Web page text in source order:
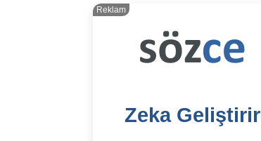
Zeka Geliştirir
Reklam